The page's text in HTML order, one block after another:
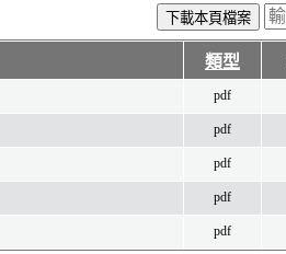
下載本頁檔案
類型
pdf
pdf
pdf
pdf
pdf